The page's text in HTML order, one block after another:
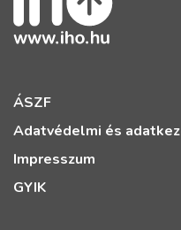
ÁSZF
Adatvédelmi és
Impresszum
GYIK